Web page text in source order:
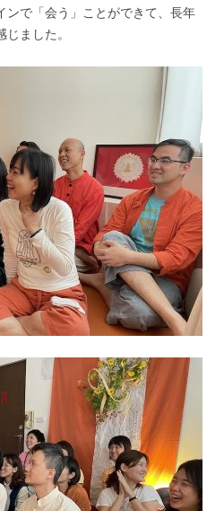
ンで「会う」ことができて、長年
ました。